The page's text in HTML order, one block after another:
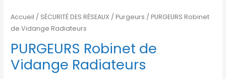
Accueil / SÉCURITÉ DES RÉSEAUX /Purgeurs / PURGEURS Robinet
de Vidange Radiateurs
PURGEURS Robinet de
Vidange Radiateurs